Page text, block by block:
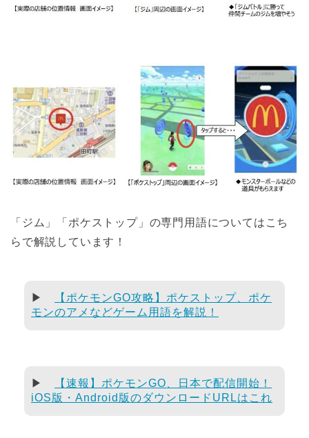
「ジム」「ポケストップ」の専門用語についてはこち
らで解説しています！
▶
【ポケモンGO攻略】ポケストップ、ポケ
モンのアメなどゲーム用語を解説！
▶
【速報】ポケモンGO、日本で配信開始！
iOS版・Android版のダウンロードURLはこれ